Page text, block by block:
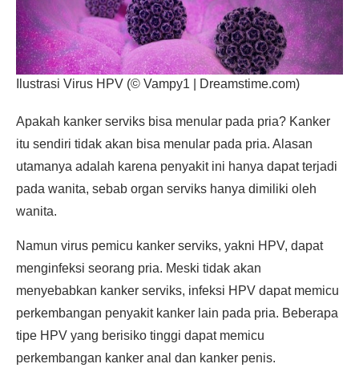
Ilustrasi Virus HPV (© Vampy1 | Dreamstime.com)
Apakah kanker serviks bisa menular pada pria? Kanker
itu sendiri tidak akan bisa menular pada pria. Alasan
utamanya adalah karena penyakit ini hanya dapat terjadi
pada wanita, sebab organ serviks hanya dimiliki oleh
wanita.
Namun virus pemicu kanker serviks, yakni HPV, dapat
menginfeksi seorang pria. Meski tidak akan
menyebabkan kanker serviks, infeksi HPV dapat memicu
perkembangan penyakit kanker lain pada pria. Beberapa
tipe HPV yang berisiko tinggi dapat memicu
perkembangan kanker anal dan kanker penis.